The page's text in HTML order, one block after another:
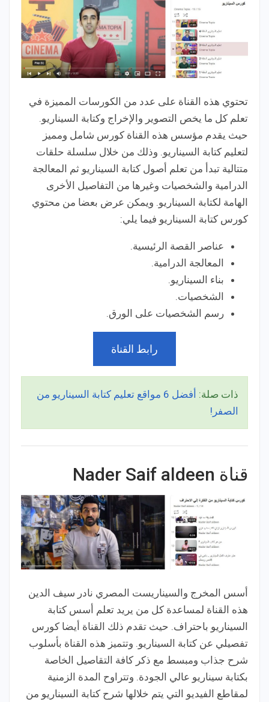
تحتوي هذه القناة على عدد من الكورسات المميزة في
تعلم كل ما يخص التصوير والإخراج وكتابة السيناريو.
حيث يقدم مؤسس هذه القناة كورس شامل ومميز
لتعليم كتابة السيناريو. وذلك من خلال سلسلة حلقات
متتالية تبدأ من تعلم أصول كتابة السيناريو ثم المعالجة
الدرامية والشخصيات وغيرها من التفاصيل الأخرى
الهامة لكتابة السيناريو. ويمكن عرض بعضا من محتوي
كورس كتابة السيناريو فيما يلي:
عناصر القصة الرئيسية.
المعالجة الدرامية.
بناء السيناريو.
الشخصيات.
رسم الشخصيات على الورق.
رابط القناة
ذات صلة:
أفضل 6 مواقع تعليم كتابة السيناريو من
الصفر!
قناة Nader Saif aldeen
أسس المخرج والسيناريست المصري نادر سيف الدين
هذه القناة لمساعدة كل من يريد تعلم أسس كتابة
السيناريو باحتراف. حيث تقدم ذلك القناة أيضا كورس
تفصيلي عن كتابة السيناريو. وتتميز هذه القناة بأسلوب
شرح جذاب ومبسط مع ذكر كافة التقاصيل الخاصة
بكتابة سيناريو عالي الجودة. وتتراوح المدة الزمنية
لمقاطع الفيديو التي يتم خلالها شرح كتابة السيناريو من